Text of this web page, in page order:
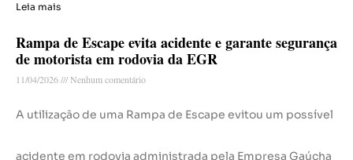
Leia mais
Rampa de Escape evita acidente e garante segurança
de motorista em rodovia da EGR
11/04/2026 Nenhum comentário
A utilização de uma Rampa de Escape evitou um possível
acidente em rodovia administrada pela Empresa Gaúcha